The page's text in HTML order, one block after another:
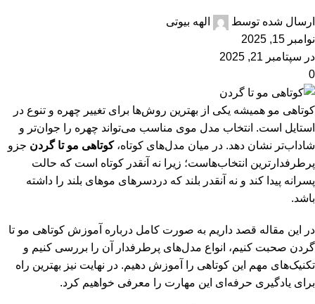
ارسال شده توسط
الهه بیوتی
نوامبر 15, 2025
در سپتامبر 21, 2025
0
کوتاهی مو همیشه یکی از بهترین روش‌ها برای تغییر چهره و تنوع در
استایل است. انتخاب مدل موی مناسب می‌تواند چهره را جوان‌تر و
شاداب‌تر نشان دهد. در میان مدل‌های کوتاه،کوتاهی مو تا گردن جزو
پرطرفدارترین انتخاب‌هاست؛ زیرا نه آنقدر کوتاه است که حالت
پسرانه پیدا کند و نه آنقدر بلند که دردسرهای موهای بلند را داشته
باشد.
در این مقاله قصد داریم به صورت کامل درباره آموزش کوتاهی مو تا
گردن صحبت کنیم، انواع مدل‌های پرطرفدار آن را بررسی کنیم و
تکنیک‌های مهم این کوتاهی را آموزش دهیم. در نهایت نیز بهترین راه
برای یادگیری حرفه‌ای این مهارت را معرفی خواهیم کرد.